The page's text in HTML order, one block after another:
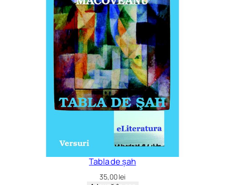
Tabla de șah
35,00lei